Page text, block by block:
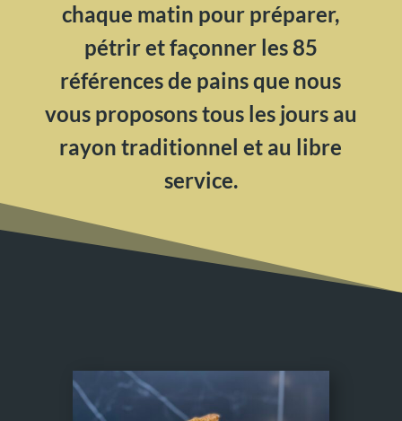
chaque matin pour préparer,
pétrir et façonner les 85
références de pains que nous
vous proposons tous les jours au
rayon traditionnel et au libre
service.